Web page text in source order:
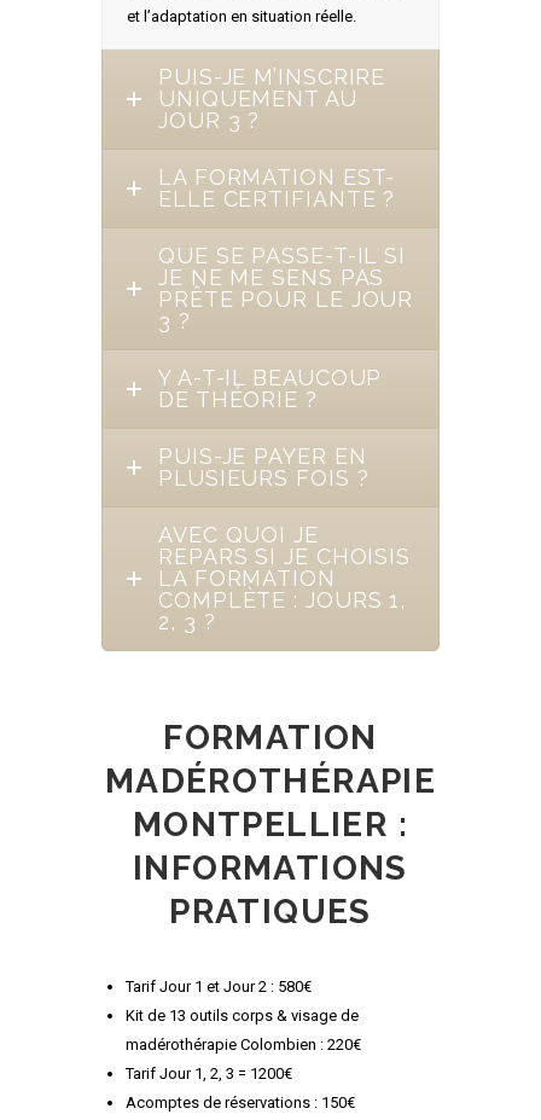
et l’adaptation en situation réelle.
PUIS-JE M’INSCRIRE
UNIQUEMENT AU
JOUR 3 ?
LA FORMATION EST-
ELLE CERTIFIANTE ?
QUE SE PASSE-T-IL SI
JE NE ME SENS PAS
PRÊTE POUR LE JOUR
3 ?
Y A-T-IL BEAUCOUP
DE THÉORIE ?
PUIS-JE PAYER EN
PLUSIEURS FOIS ?
AVEC QUOI JE
REPARS SI JE CHOISIS
LA FORMATION
COMPLÈTE : JOURS 1,
2, 3 ?
FORMATION
MADÉROTHÉRAPIE
MONTPELLIER :
INFORMATIONS
PRATIQUES
Tarif Jour 1 et Jour 2 : 580€
Kit de 13 outils corps & visage de
madérothérapie Colombien : 220€
Tarif Jour 1, 2, 3 = 1200€
Acomptes de réservations : 150€